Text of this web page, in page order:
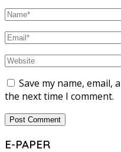
Save my name,
the next time I comment.
E-PAPER